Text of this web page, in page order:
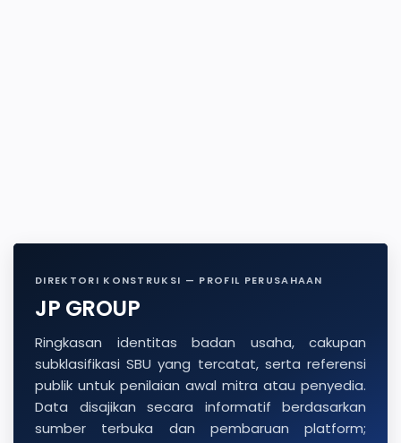
DIREKTORI KONSTRUKSI — PROFIL PERUSAHAAN
JP GROUP
Ringkasan identitas badan usaha, cakupan
subklasifikasi SBU yang tercatat, serta referensi
publik untuk penilaian awal mitra atau penyedia.
Data disajikan secara informatif berdasarkan
sumber terbuka dan pembaruan platform;